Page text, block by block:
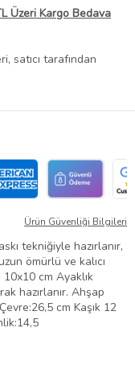
Üzeri Kargo Bedava
satıcı tarafından
Ürün Güvenliği Bilgileri
tekniğiyle hazırlanır,
ömürlü ve kalıcı
10x10 cm Ayaklık
hazırlanır. Ahşap
cm Kaşık 12